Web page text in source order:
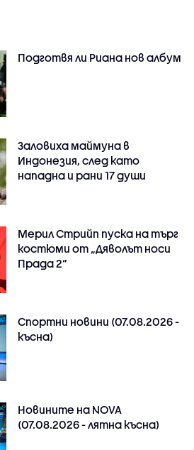
Подготвя ли Риана нов албум
Заловиха маймуна в
Индонезия, след като
нападна и рани 17 души
Мерил Стрийп пуска на търг
костюми от „Дяволът носи
Прада 2“
Спортни новини (07.08.2026 -
късна)
Новините на NOVA
(07.08.2026 - лятна късна)